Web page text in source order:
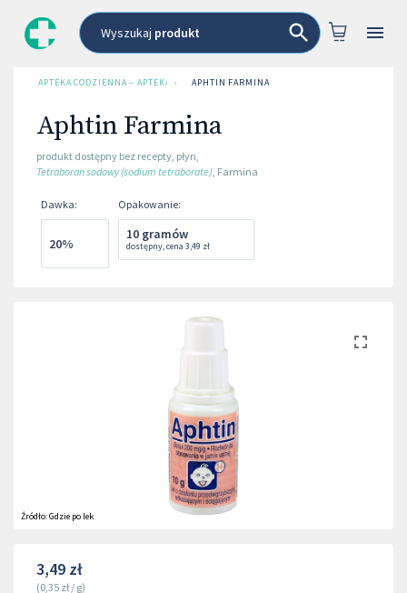
Wyszukaj produkt
APTEKA CODZIENNA – APTEKA INTERNETOWA
› APHTIN FARMINA
Aphtin Farmina
produkt dostępny bez recepty, płyn,
Tetraboran sodowy (sodium tetraborate), Farmina
Dawka:
20%
Opakowanie:
10 gramów
dostępny,cena 3,49 zł
Źródło:Gdzie po lek
3,49 zł
(0,35 zł / g)